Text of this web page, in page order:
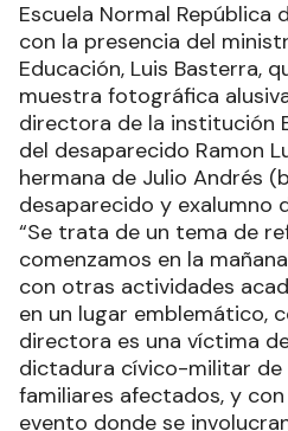
Escuela Normal República
con la presencia del
Educación, Luis Basterra,
muestra fotográfica
directora de la institución
del desaparecido Ramon
hermana de Julio Andrés
desaparecido y exalumno
“Se trata de un tema de
comenzamos en la
con otras actividades
en un lugar emblemático,
directora es una víctima
dictadura cívico-militar de
familiares afectados, y
evento donde se